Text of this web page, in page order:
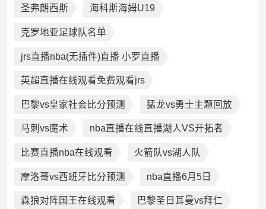
圣弗朗西斯 海科斯海姆U19
克罗地亚足球队名单
jrs直播nba(无插件)直播 小罗直播
英超直播在线观看免费观看jrs
巴黎vs皇家社会比分预测 猛龙vs勇士主题回放
马刺vs魔术 nba直播在线直播湖人VS开拓者
比赛直播nba在线观看 火箭队vs湖人队
摩洛哥vs西班牙比分预测 nba直播6月5日
森狼对阵国王在线观看 巴黎圣日耳曼vs拜仁